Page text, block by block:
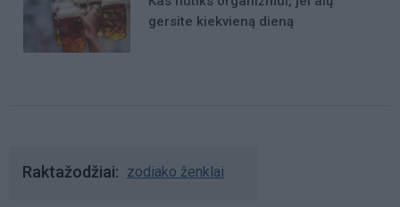
gersite kiekvieną dieną
Raktažodžiai zodiako ženklai